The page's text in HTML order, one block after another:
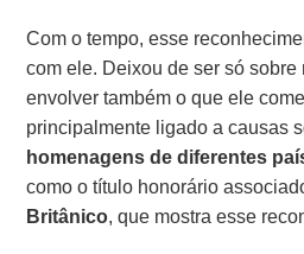
Com o tempo, esse
com ele. Deixou de ser só
envolver também o que ele
principalmente ligado a causas
homenagens de diferentes
como o título honorário
Britânico, que mostra esse